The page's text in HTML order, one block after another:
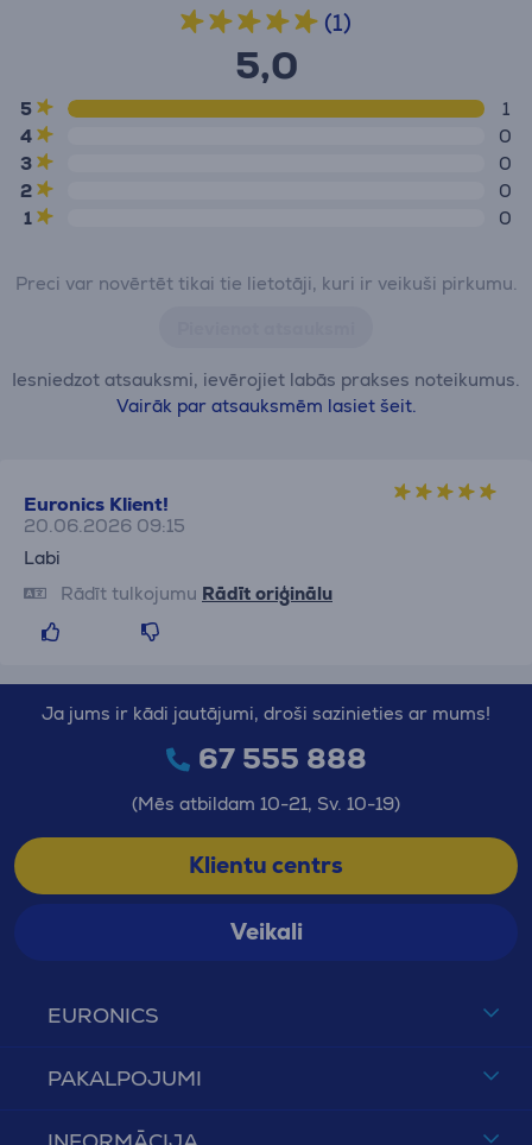
(1)
5,0
5
1
4
0
3
0
2
0
1
0
Preci var novērtēt tikai tie lietotāji, kuri ir veikuši pirkumu.
Iesniedzot atsauksmi, ievērojiet labās prakses noteikumus.
Vairāk par atsauksmēm lasiet šeit.
Euronics Klient!
20.06.2026 09:15
Labi
Rādīt tulkojumu Rādīt oriģinālu
EURONICS
PAKALPOJUMI
Ja jums ir kādi jautājumi, droši sazinieties ar mums!
67 555 888
(Mēs atbildam 10-21, Sv. 10-19)
Klientu centrs
Veikali